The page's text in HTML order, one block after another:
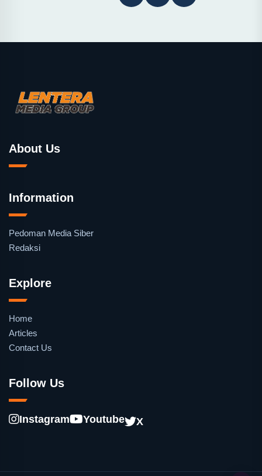
About Us
Information
Pedoman Media Siber
Redaksi
Explore
Home
Articles
Contact Us
Follow Us
Instagram Youtube X